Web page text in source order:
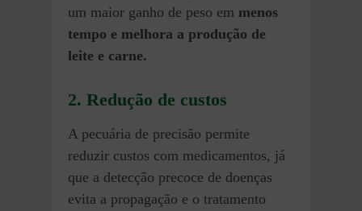
um maior ganho de peso em menos
tempo e melhora a produção de
leite e carne.
2. Redução de custos
A pecuária de precisão permite
reduzir custos com medicamentos, já
que a detecção precoce de doenças
evita a propagação e o tratamento